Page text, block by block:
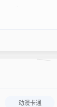
动漫卡通